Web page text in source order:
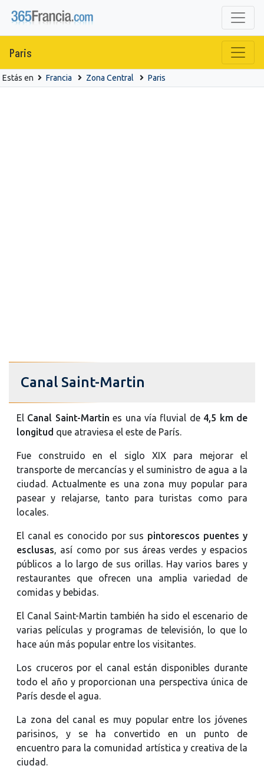
Paris
Estás en Francia Zona Central Paris
Canal Saint-Martin
El Canal Saint-Martin es una vía fluvial de 4,5 km de
longitud que atraviesa el este de París.
Fue construido en el siglo XIX para mejorar el
transporte de mercancías y el suministro de agua a la
ciudad. Actualmente es una zona muy popular para
pasear y relajarse, tanto para turistas como para
locales.
El canal es conocido por sus pintorescos puentes y
esclusas, así como por sus áreas verdes y espacios
públicos a lo largo de sus orillas. Hay varios bares y
restaurantes que ofrecen una amplia variedad de
comidas y bebidas.
El Canal Saint-Martin también ha sido el escenario de
varias películas y programas de televisión, lo que lo
hace aún más popular entre los visitantes.
Los cruceros por el canal están disponibles durante
todo el año y proporcionan una perspectiva única de
París desde el agua.
La zona del canal es muy popular entre los jóvenes
parisinos, y se ha convertido en un punto de
encuentro para la comunidad artística y creativa de la
ciudad.